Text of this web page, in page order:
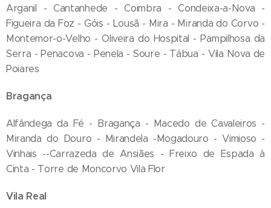
Arganil - Cantanhede - Coimbra - Condeixa-a-Nova -
Figueira da Foz - Góis - Lousã - Mira - Miranda do Corvo -
Montemor-o-Velho - Oliveira do Hospital - Pampilhosa da
Serra - Penacova - Penela - Soure - Tábua - Vila Nova de
Poiares
Bragança
Alfândega da Fé - Bragança - Macedo de Cavaleiros -
Miranda do Douro - Mirandela -Mogadouro - Vimioso -
Vinhais --Carrazeda de Ansiães - Freixo de Espada à
Cinta - Torre de Moncorvo Vila Flor
Vila Real